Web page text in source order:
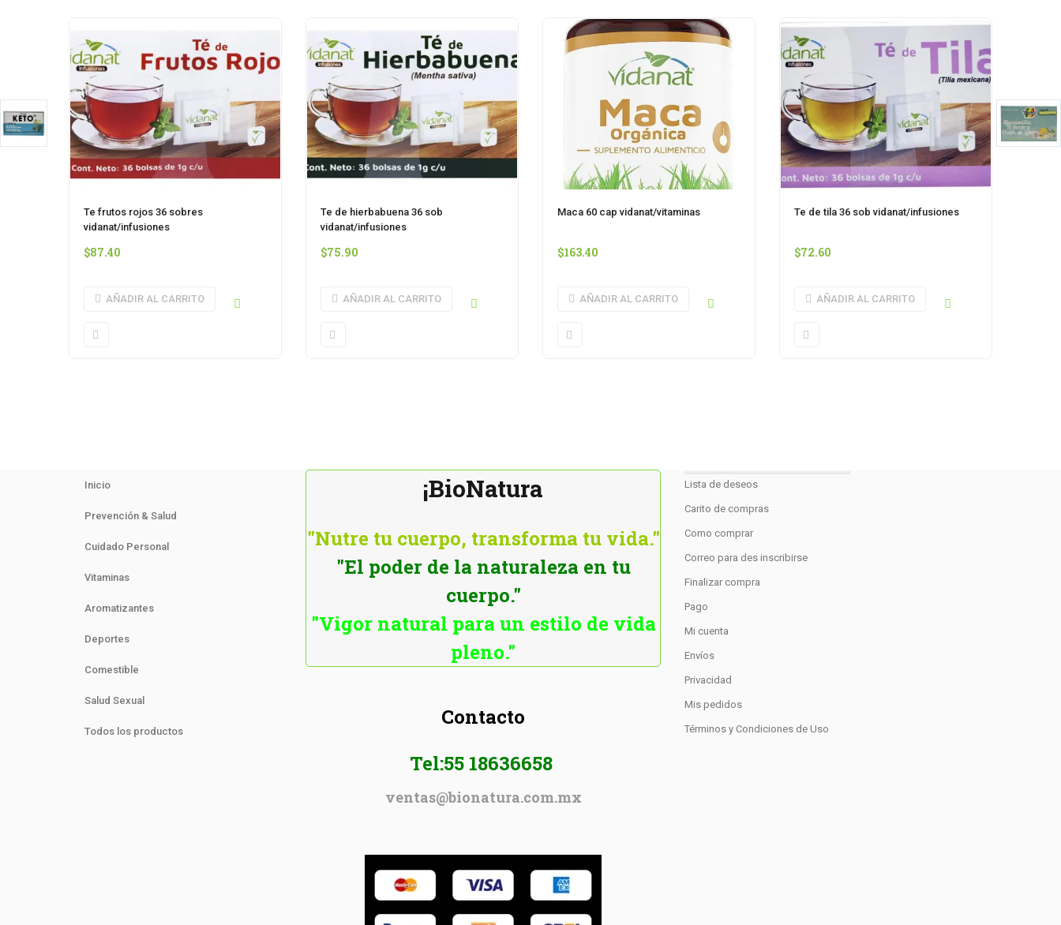
Te frutos rojos 36 sobres
vidanat/infusiones
$87.40
AÑADIR AL CARRITO
Te de hierbabuena 36 sob
vidanat/infusiones
$75.90
AÑADIR AL CARRITO
Maca 60 cap vidanat/vitaminas
$163.40
AÑADIR AL CARRITO
Te de tila 36 sob vidanat/infusiones
$72.60
AÑADIR AL CARRITO
Inicio
Prevención & Salud
Cuidado Personal
Vitaminas
Aromatizantes
Deportes
Comestible
Salud Sexual
Todos los productos
¡BioNatura
"Nutre tu cuerpo, transforma tu vida."
"El poder de la naturaleza en tu
cuerpo."
"Vigor natural para un estilo de vida
pleno."
Contacto
Tel:55 18636658
ventas@bionatura.com.mx
Lista de deseos
Carito de compras
Como comprar
Correo para des inscribirse
Finalizar compra
Pago
Mi cuenta
Envíos
Privacidad
Mis pedidos
Términos y Condiciones de Uso